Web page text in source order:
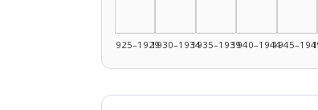
1925–19291930–19341935–19391940–1944